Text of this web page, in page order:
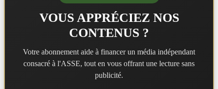
VOUS APPRÉCIEZ NOS
CONTENUS ?
Votre abonnement aide à financer un média indépendant
consacré à l'ASSE, tout en vous offrant une lecture sans
publicité.